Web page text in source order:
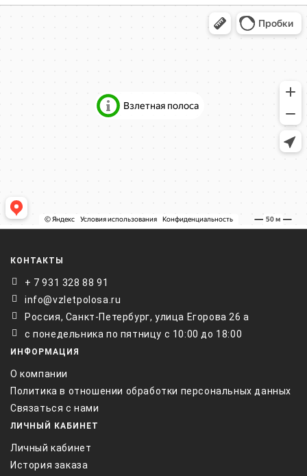
КОНТАКТЫ
+ 7 931 328 88 91
info@vzletpolosa.ru
Россия, Санкт-Петербург, улица Егорова 26 а
с понедельника по пятницу с 10:00 до 18:00
ИНФОРМАЦИЯ
О компании
Политика в отношении обработки персональных данных
Связаться с нами
ЛИЧНЫЙ КАБИНЕТ
Личный кабинет
История заказа